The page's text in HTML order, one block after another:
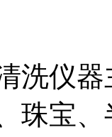
仪器
珠宝